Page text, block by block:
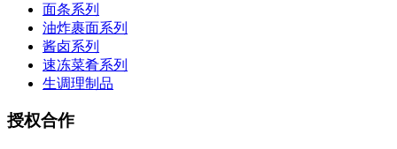
面条系列
油炸裹面系列
酱卤系列
速冻菜肴系列
生调理制品
授权合作